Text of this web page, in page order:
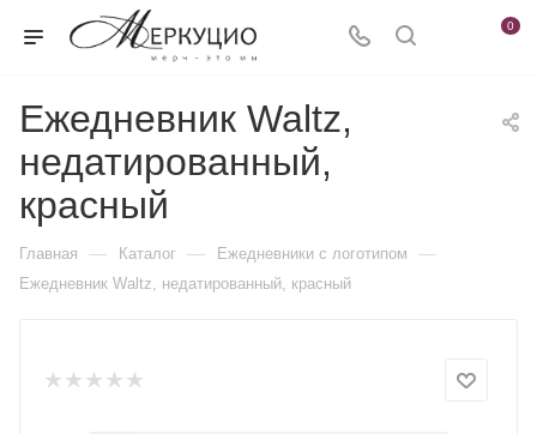
0
Ежедневник Waltz,
недатированный,
красный
Главная — Каталог — Ежедневники c логотипом —
Ежедневник Waltz, недатированный, красный